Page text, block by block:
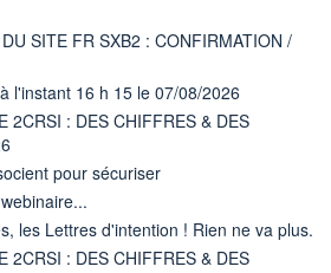
SITE FR SXB2 : CONFIRMATION /
l'instant 16 h 15 le 07/08/2026
2CRSI : DES CHIFFRES & DES
pour sécuriser
les Lettres d'intention ! Rien ne va plus.
2CRSI : DES CHIFFRES & DES